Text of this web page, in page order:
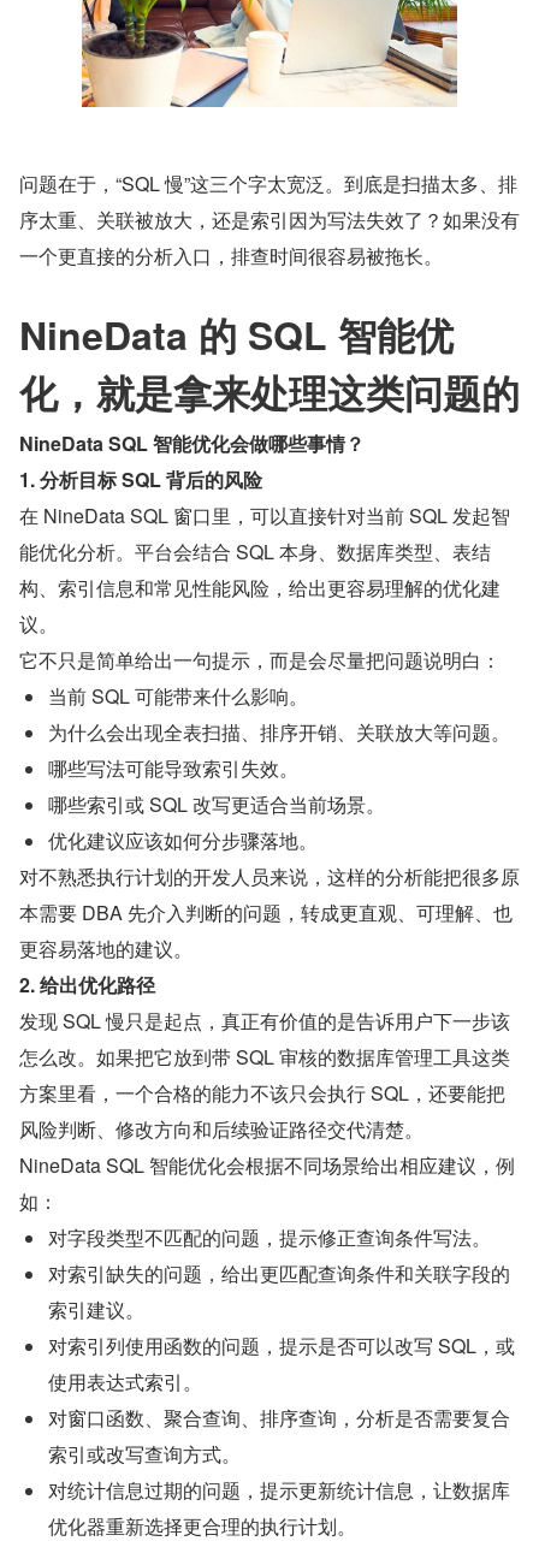
问题在于，“SQL 慢”这三个字太宽泛。到底是扫描太多、排
序太重、关联被放大，还是索引因为写法失效了？如果没有
一个更直接的分析入口，排查时间很容易被拖长。
NineData 的 SQL 智能优
化，就是拿来处理这类问题的
NineData SQL 智能优化会做哪些事情？
1. 分析目标 SQL 背后的风险
在 NineData SQL 窗口里，可以直接针对当前 SQL 发起智
能优化分析。平台会结合 SQL 本身、数据库类型、表结
构、索引信息和常见性能风险，给出更容易理解的优化建
议。
它不只是简单给出一句提示，而是会尽量把问题说明白：
当前 SQL 可能带来什么影响。
为什么会出现全表扫描、排序开销、关联放大等问题。
哪些写法可能导致索引失效。
哪些索引或 SQL 改写更适合当前场景。
优化建议应该如何分步骤落地。
对不熟悉执行计划的开发人员来说，这样的分析能把很多原
本需要 DBA 先介入判断的问题，转成更直观、可理解、也
更容易落地的建议。
2. 给出优化路径
发现 SQL 慢只是起点，真正有价值的是告诉用户下一步该
怎么改。如果把它放到带 SQL 审核的数据库管理工具这类
方案里看，一个合格的能力不该只会执行 SQL，还要能把
风险判断、修改方向和后续验证路径交代清楚。
NineData SQL 智能优化会根据不同场景给出相应建议，例
如：
对字段类型不匹配的问题，提示修正查询条件写法。
对索引缺失的问题，给出更匹配查询条件和关联字段的
索引建议。
对索引列使用函数的问题，提示是否可以改写 SQL，或
使用表达式索引。
对窗口函数、聚合查询、排序查询，分析是否需要复合
索引或改写查询方式。
对统计信息过期的问题，提示更新统计信息，让数据库
优化器重新选择更合理的执行计划。